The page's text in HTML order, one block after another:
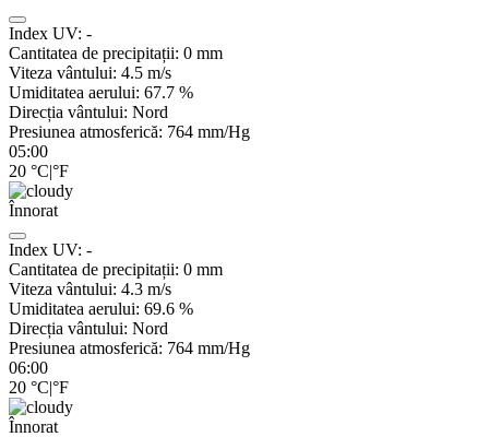
Index UV: -
Cantitatea de precipitații: 0 mm
Viteza vântului: 4.5 m/s
Umiditatea aerului: 67.7 %
Direcția vântului: Nord
Presiunea atmosferică: 764 mm/Hg
05:00
20 °C|°F
Înnorat
Index UV: -
Cantitatea de precipitații: 0 mm
Viteza vântului: 4.3 m/s
Umiditatea aerului: 69.6 %
Direcția vântului: Nord
Presiunea atmosferică: 764 mm/Hg
06:00
20 °C|°F
Înnorat